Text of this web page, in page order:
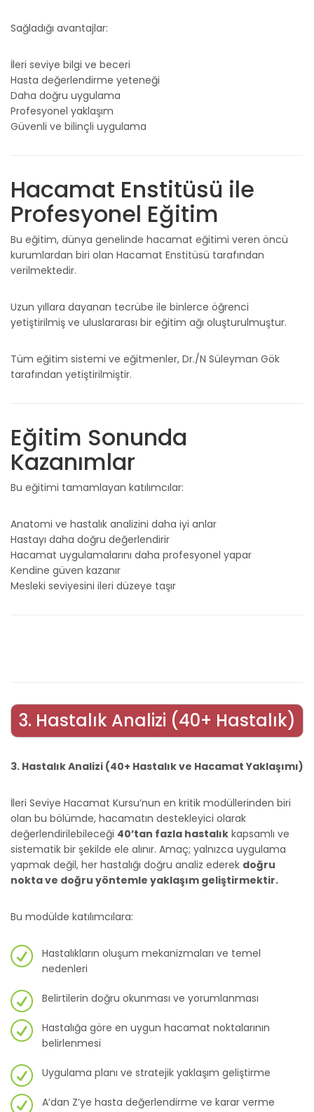
Sağladığı avantajlar:
İleri seviye bilgi ve beceri
Hasta değerlendirme yeteneği
Daha doğru uygulama
Profesyonel yaklaşım
Güvenli ve bilinçli uygulama
Hacamat Enstitüsü ile
Profesyonel Eğitim
Bu eğitim, dünya genelinde hacamat eğitimi veren öncü
kurumlardan biri olan Hacamat Enstitüsü tarafından
verilmektedir.
Uzun yıllara dayanan tecrübe ile binlerce öğrenci
yetiştirilmiş ve uluslararası bir eğitim ağı oluşturulmuştur.
Tüm eğitim sistemi ve eğitmenler, Dr./N Süleyman Gök
tarafından yetiştirilmiştir.
Eğitim Sonunda
Kazanımlar
Bu eğitimi tamamlayan katılımcılar:
Anatomi ve hastalık analizini daha iyi anlar
Hastayı daha doğru değerlendirir
Hacamat uygulamalarını daha profesyonel yapar
Kendine güven kazanır
Mesleki seviyesini ileri düzeye taşır
3. Hastalık Analizi (40+ Hastalık)
3. Hastalık Analizi (40+ Hastalık ve Hacamat Yaklaşımı)
İleri Seviye Hacamat Kursu’nun en kritik modüllerinden biri
olan bu bölümde, hacamatın destekleyici olarak
değerlendirilebileceği 40’tan fazla hastalık kapsamlı ve
sistematik bir şekilde ele alınır. Amaç; yalnızca uygulama
yapmak değil, her hastalığı doğru analiz ederek doğru
nokta ve doğru yöntemle yaklaşım geliştirmektir.
Bu modülde katılımcılara:
Hastalıkların oluşum mekanizmaları ve temel
nedenleri
Belirtilerin doğru okunması ve yorumlanması
Hastalığa göre en uygun hacamat noktalarının
belirlenmesi
Uygulama planı ve stratejik yaklaşım geliştirme
A’dan Z’ye hasta değerlendirme ve karar verme